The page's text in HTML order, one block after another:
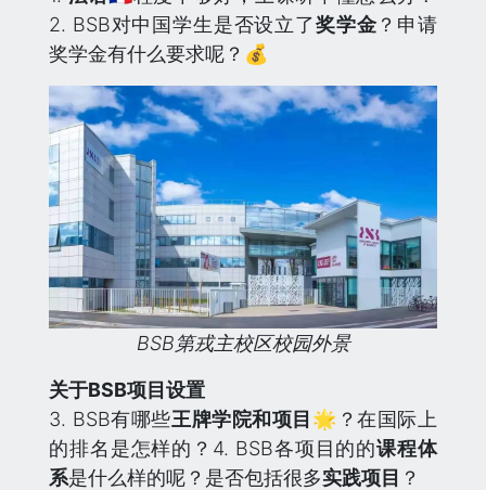
2. BSB对中国学生是否设立了奖学金 ？申请
奖学金有什么要求呢？💰
BSB第戎主校区校园外景
关于BSB项目设置
3. BSB有哪些王牌学院和项目🌟 ？在国际上
的排名是怎样的？4. BSB各项目的的课程体
系是什么样的呢？是否包括很多实践项目 ？